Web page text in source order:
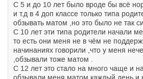
С 5 и до 10 лет было вроде бы всё
и т.д в 4 доп классе только типа
обзывать матом ,но это было не так
С 10 лет эти типа родители начали
то есть они меня не в чём не
начинаниях говорили ,что у меня
,обзывали тоже матом .
С 12 лет это стало на много чаще и